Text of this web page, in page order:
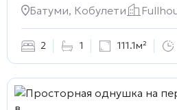
Батуми, Кобулети
2 1 111.1м²